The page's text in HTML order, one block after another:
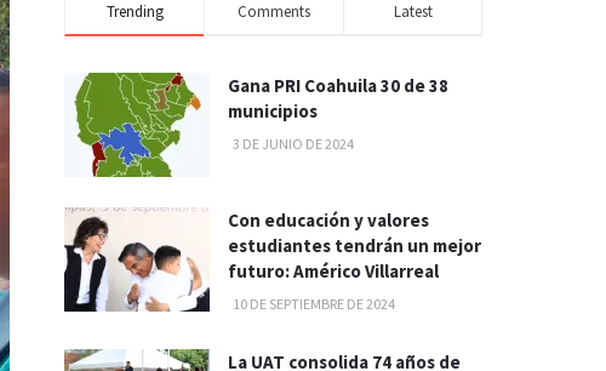
Trending Comments Latest
Gana PRI Coahuila 30 de 38
municipios
3 DE JUNIO DE 2024
Con educación y valores
estudiantes tendrán un mejor
futuro: Américo Villarreal
10 DE SEPTIEMBRE DE 2024
La UAT consolida 74 años de